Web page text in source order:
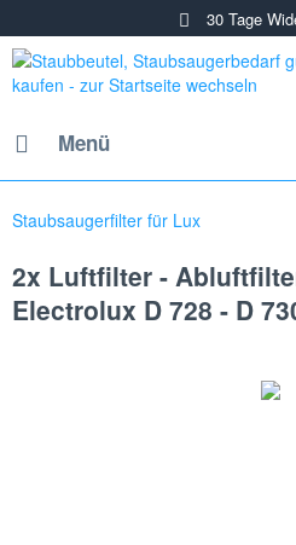
30 Tage
Menü
Staubsaugerfilter für Lux
2x Luftfilter -
Electrolux D 728 - D